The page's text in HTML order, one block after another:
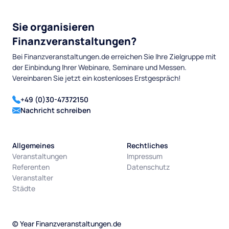
Sie organisieren
Finanzveranstaltungen?
Bei Finanzveranstaltungen.de erreichen Sie Ihre Zielgruppe mit
der Einbindung Ihrer Webinare, Seminare und Messen.
Vereinbaren Sie jetzt ein kostenloses Erstgespräch!
+49 (0)30-47372150
Nachricht schreiben
Allgemeines
Veranstaltungen
Referenten
Veranstalter
Städte
Rechtliches
Impressum
Datenschutz
©Year Finanzveranstaltungen.de